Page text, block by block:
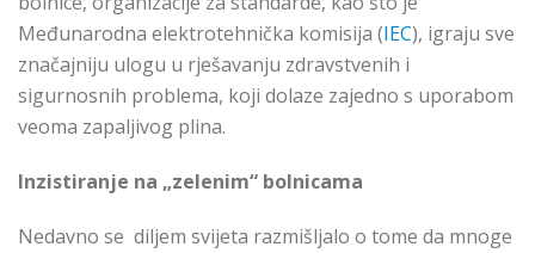
Međunarodna elektrotehnička komisija (IEC), igraju sve
značajniju ulogu u rješavanju zdravstvenih i
sigurnosnih problema, koji dolaze zajedno s uporabom
veoma zapaljivog plina.
Inzistiranje na „zelenim“ bolnicama
Nedavno se diljem svijeta razmišljalo o tome da mnoge